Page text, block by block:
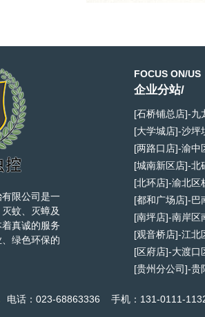
限公司是一
蚊、灭蟑及
真诚的服务
绿色环保的
FOCUS ON/US
企业分站/
[石桥铺总店]-九
[大学城店]-沙坪
[两路口店]-渝中
[城南新区店]-北
[北环店]-渝北区
[都和广场店]-巴
[南坪店]-南岸区
[观音桥店]-江北
[区府店]-大渡口
[贵州分公司]-贵
电话：023-68863336 手机：131-0111-